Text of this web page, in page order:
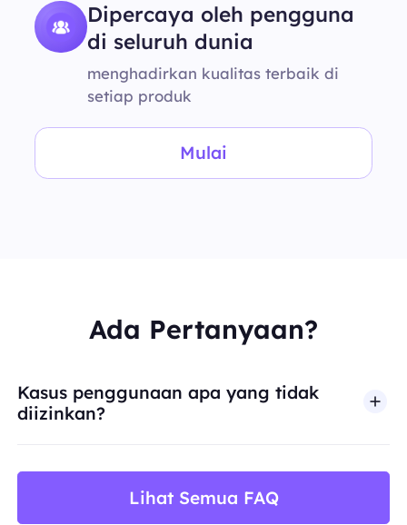
Dipercaya oleh pengguna
di seluruh dunia
menghadirkan kualitas terbaik di
setiap produk
Mulai
Ada Pertanyaan?
Kasus penggunaan apa yang tidak
diizinkan?
Lihat Semua FAQ